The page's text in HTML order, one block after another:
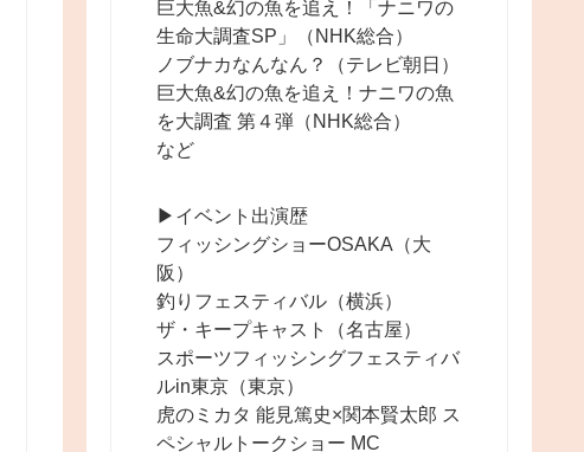
巨大魚&幻の魚を追え！「ナニワの
生命大調査SP」（NHK総合）
ノブナカなんなん？（テレビ朝日）
巨大魚&幻の魚を追え！ナニワの魚
を大調査 第４弾（NHK総合）
など
▶︎イベント出演歴
フィッシングショーOSAKA（大
阪）
釣りフェスティバル（横浜）
ザ・キープキャスト（名古屋）
スポーツフィッシングフェスティバ
ルin東京（東京）
虎のミカタ 能見篤史×関本賢太郎 ス
ペシャルトークショー MC